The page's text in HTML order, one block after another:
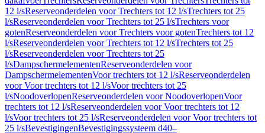
12 l/sReserveonderdelen voor Trechters tot 12 l/sTrechters tot 25
l/sReserveonderdelen voor Trechters tot 25 l/sTrechters voor
gotenReserveonderdelen voor Trechters voor gotenTrechters tot 12
l/sReserveonderdelen voor Trechters tot 12 l/sTrechters tot 25
l/sReserveonderdelen voor Trechters tot 25
l/sDampschermelementenReserveonderdelen voor
DampschermelementenVoor trechters tot 12 l/sReserveonderdelen
voor Voor trechters tot 12 l/sVoor trechters tot 25
l/sNoodoverlopenReserveonderdelen voor NoodoverlopenVoor
trechters tot 12 l/sReserveonderdelen voor Voor trechters tot 12
l/sVoor trechters tot 25 l/sReserveonderdelen voor Voor trechters tot
25 l/sBevestigingenBevestigingssysteem d40–